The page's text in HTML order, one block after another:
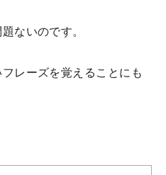
ないのです。
レーズを覚えることにも